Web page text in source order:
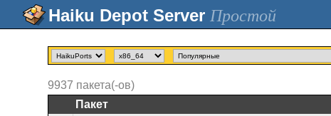
Простой
9937 пакета(-ов)
Пакет